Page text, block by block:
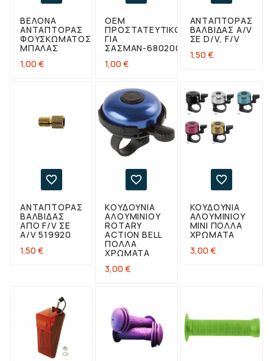
ΒΕΛΟΝΑ
ΑΝΤΑΠΤΟΡΑΣ
ΦΟΥΣΚΩΜΑΤΟΣ
ΜΠΑΛΑΣ
1,00 €
OEM
ΠΡΟΣΤΑΤΕΥΤΙΚΌ
ΓΙΑ
ΣΑΣΜΆΝ-680200
1,00 €
ΑΝΤΆΠΤΟΡΑΣ
ΒΑΛΒΊΔΑΣ A/V
ΣΕ D/V, F/V
1,50 €

ΑΝΤΑΠΤΟΡΑΣ
ΒΑΛΒΙΔΑΣ
ΑΠΟ F/V ΣΕ
A/V 519920
1,50 €

ΚΟΥΔΟΎΝΙΑ
ΑΛΟΥΜΙΝΊΟΥ
ROTARY
ACTION BELL
ΠΟΛΛΆ
ΧΡΏΜΑΤΑ
3,00 €

ΚΟΥΔΟΎΝΙΑ
ΑΛΟΥΜΙΝΊΟΥ
MINI ΠΟΛΛΆ
ΧΡΏΜΑΤΑ
3,00 €